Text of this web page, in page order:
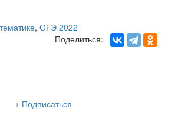
, ОГЭ 2022
Поделиться:
+ Подписаться